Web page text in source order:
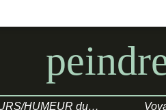
COULEURS/HUMEUR du jour